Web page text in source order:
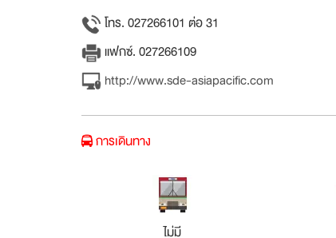
โทร. 027266101 ต่อ 31
แฟกซ์. 027266109
http://www.sde-asiapacific.com
การเดินทาง
ไม่มี